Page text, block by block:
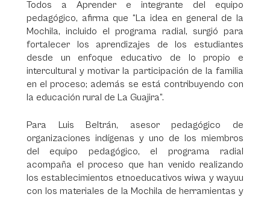
Todos a Aprender e integrante del equipo
pedagógico, afirma que “La idea en general de la
Mochila, incluido el programa radial, surgió para
fortalecer los aprendizajes de los estudiantes
desde un enfoque educativo de lo propio e
intercultural y motivar la participación de la familia
en el proceso; además se está contribuyendo con
la educación rural de La Guajira”.
Para Luis Beltrán, asesor pedagógico de
organizaciones indígenas y uno de los miembros
del equipo pedagógico, el programa radial
acompaña el proceso que han venido realizando
los establecimientos etnoeducativos wiwa y wayuu
con los materiales de la Mochila de herramientas y